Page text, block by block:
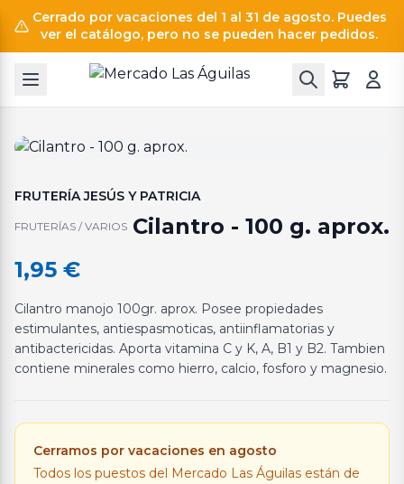
Cerrado por vacaciones del 1 al 31 de agosto. Puedes
ver el catálogo, pero no se pueden hacer pedidos.
FRUTERÍA JESÚS Y PATRICIA
FRUTERÍAS / VARIOS Cilantro - 100 g. aprox.
1,95 €
Cilantro manojo 100gr. aprox. Posee propiedades
estimulantes, antiespasmoticas, antiinflamatorias y
antibactericidas. Aporta vitamina C y K, A, B1 y B2. Tambien
contiene minerales como hierro, calcio, fosforo y magnesio.
Cerramos por vacaciones en agosto
Todos los puestos del Mercado Las Águilas están de